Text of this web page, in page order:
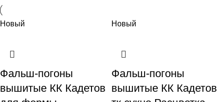
Новый
Фальш-погоны
вышитые КК Кадетов
Новый
Фальш-погоны
вышитые КК Кадетов